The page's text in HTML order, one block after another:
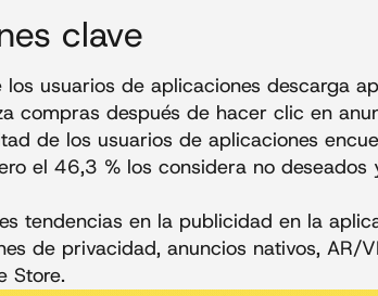
clave
usuarios de aplicaciones descarga
compras después de hacer clic en
de los usuarios de aplicaciones
el 46,3 % los considera no
tendencias en la publicidad en la
de privacidad, anuncios nativos, AR/
Store.